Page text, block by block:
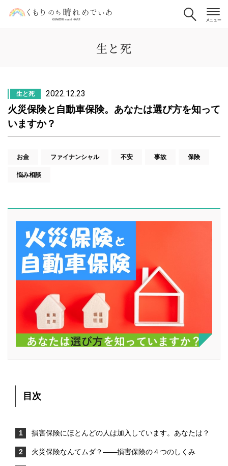
生と死
生と死 2022.12.23
火災保険と自動車保険。あなたは選び方を知って
いますか？
お金 ファイナンシャル 不安 事故 保険
悩み相談
目次
損害保険にほとんどの人は加入しています。あなたは？
火災保険なんてムダ？――損害保険の４つのしくみ